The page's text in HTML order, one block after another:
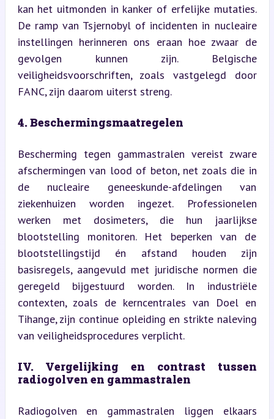
kan het uitmonden in kanker of erfelijke mutaties.
De ramp van Tsjernobyl of incidenten in nucleaire
instellingen herinneren ons eraan hoe zwaar de
gevolgen kunnen zijn. Belgische
veiligheidsvoorschriften, zoals vastgelegd door
FANC, zijn daarom uiterst streng.
4. Beschermingsmaatregelen
Bescherming tegen gammastralen vereist zware
afschermingen van lood of beton, net zoals die in
de nucleaire geneeskunde-afdelingen van
ziekenhuizen worden ingezet. Professionelen
werken met dosimeters, die hun jaarlijkse
blootstelling monitoren. Het beperken van de
blootstellingstijd én afstand houden zijn
basisregels, aangevuld met juridische normen die
geregeld bijgestuurd worden. In industriële
contexten, zoals de kerncentrales van Doel en
Tihange, zijn continue opleiding en strikte naleving
van veiligheidsprocedures verplicht.
IV. Vergelijking en contrast tussen
radiogolven en gammastralen
Radiogolven en gammastralen liggen elkaars